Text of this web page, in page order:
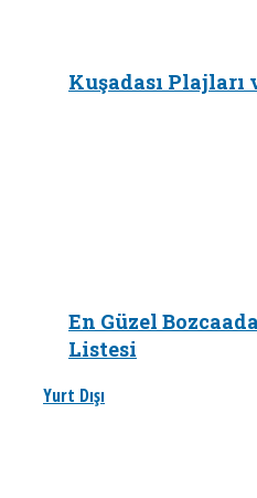
Kuşadası Plajları
En Güzel
Listesi
Yurt Dışı